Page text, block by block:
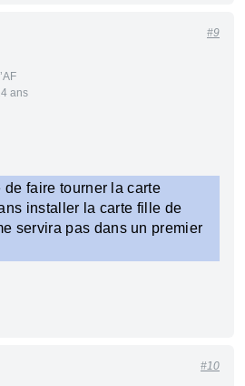
ans
#9
faire tourner la carte
installer la carte fille de
servira pas dans un premier
#10